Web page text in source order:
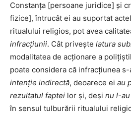
Constanța [persoane juridice] și
fizice], întrucât ei au suportat
ritualului religios, pot avea
infracțiunii. Cât privește latura
modalitatea de acționare a
poate considera că infracțiunea
intenție indirectă, deoarece ei au
rezultatul faptei lor și, deși nu l-
în sensul tulburării ritualului